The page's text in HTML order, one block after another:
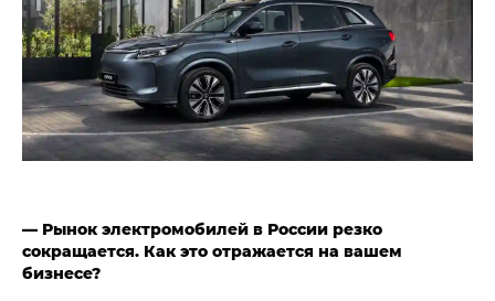
— Рынок электромобилей в России резко
сокращается. Как это отражается на вашем
бизнесе?